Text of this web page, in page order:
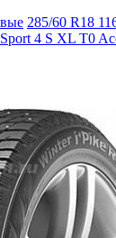
285/60 R18
4 S XL T0